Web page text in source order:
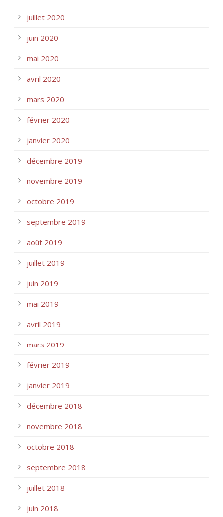
juillet 2020
juin 2020
mai 2020
avril 2020
mars 2020
février 2020
janvier 2020
décembre 2019
novembre 2019
octobre 2019
septembre 2019
août 2019
juillet 2019
juin 2019
mai 2019
avril 2019
mars 2019
février 2019
janvier 2019
décembre 2018
novembre 2018
octobre 2018
septembre 2018
juillet 2018
juin 2018